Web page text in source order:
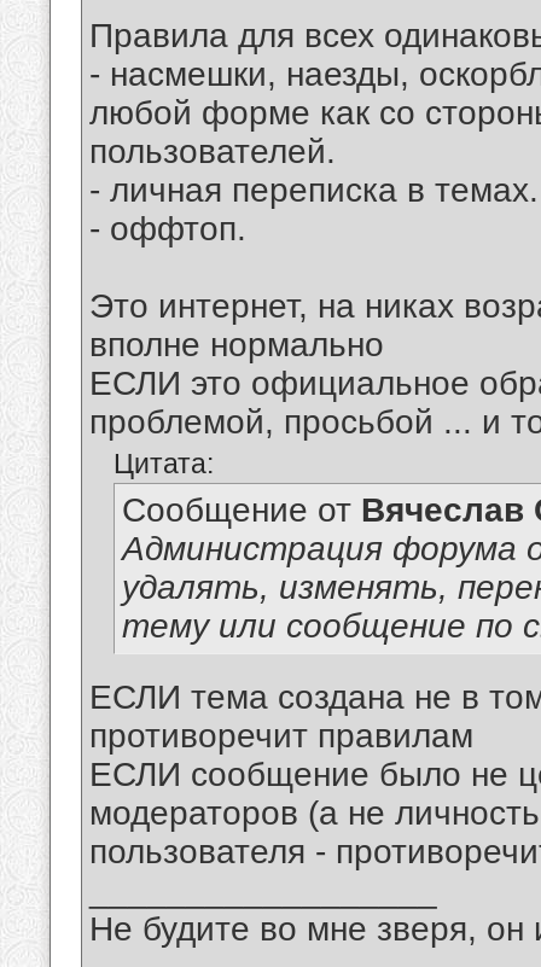
Правила для всех
- насмешки, наезды,
любой форме как со
пользователей.
- личная переписка в темах.
- оффтоп.
Это интернет, на никах
вполне нормально
ЕСЛИ это официальное
проблемой, просьбой ... и
Цитата:
Сообщение от Вячеслав
Администрация форума
удалять, изменять,
тему или сообщение по
ЕСЛИ тема создана не в
противоречит правилам
ЕСЛИ сообщение было не
модераторов (а не
пользователя -
Не будите во мне зверя, он